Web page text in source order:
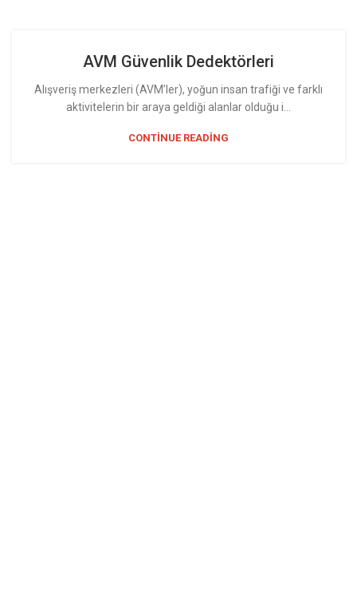
AVM Güvenlik Dedektörleri
Alışveriş merkezleri (AVM’ler), yoğun insan trafiği ve farklı
aktivitelerin bir araya geldiği alanlar olduğu i...
CONTINUE READING